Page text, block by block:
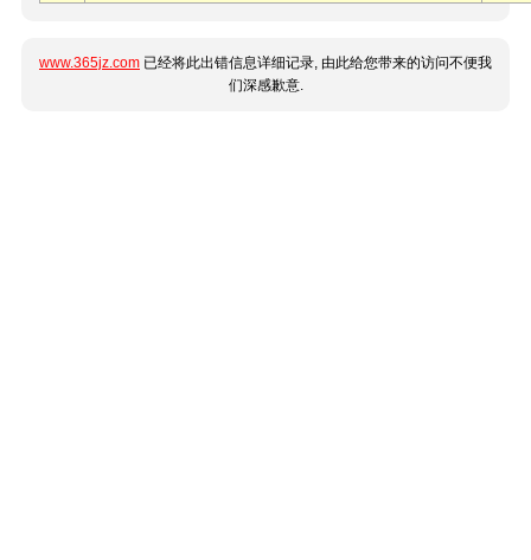
www.365jz.com 已经将此出错信息详细记录, 由此给您带来的访问不便我
们深感歉意.